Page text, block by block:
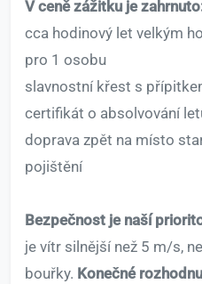
V ceně zážitku je
cca hodinový let velkým
pro 1 osobu
slavnostní křest s
certifikát o absolvování
doprava zpět na místo
pojištění
Bezpečnost je naší
je vítr silnější než 5 m/s,
bouřky. Konečné